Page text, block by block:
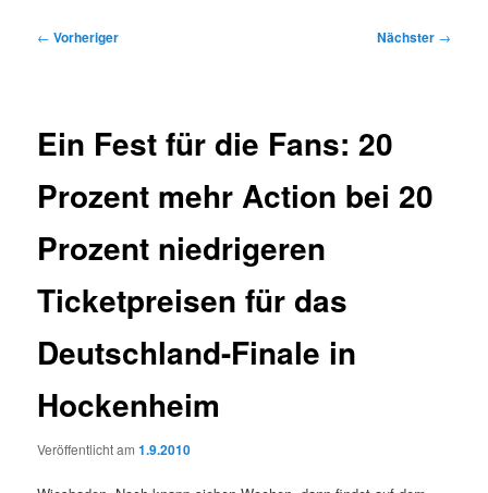
Beitragsnavigation
← Vorheriger Nächster →
Ein Fest für die Fans: 20
Prozent mehr Action bei 20
Prozent niedrigeren
Ticketpreisen für das
Deutschland-Finale in
Hockenheim
Veröffentlicht am1.9.2010